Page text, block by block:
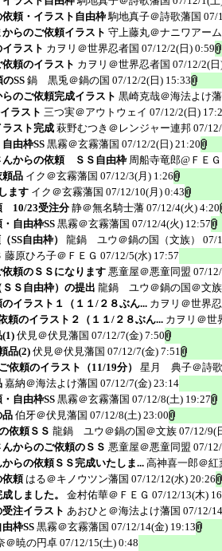
頼・イラスト自由枠 駒地真子＠詩歌藩国 07/
らのご依頼イラスト 守上藤丸＠ナニワアー
ラスト カヲリ＠世界忍者国 07/12/2(日) 0:59
頼のイラスト カヲリ＠世界忍者国 07/12/2(日
SS 鍋 黒兎＠鍋の国 07/12/2(日) 15:33
のご依頼完成イラスト 黒崎克哉＠海法よけ
ラスト 三つ実＠アウトウェイ 07/12/2(日)
スト完成 萩野むつき＠レンジャー連邦 07/
由枠SS 黒霧＠玄霧藩国 07/12/2(日) 21:20
んからの依頼 ＳＳ自由枠 周船寺竜郎@ＦＥＧ
頼品 イク＠玄霧藩国 07/12/3(月) 1:26
ます イク＠玄霧藩国 07/12/10(月) 0:43
10/23受注分 静＠無名騎士藩 07/12/4(火) 4:20
自由枠SS 黒霧＠玄霧藩国 07/12/4(火) 12:57
SS自由枠）
龍鍋 ユウ＠鍋の国（文族）
07/
藤原ひろ子＠ＦＥＧ 07/12/5(水) 17:57
頼のＳＳになります 悪童屋＠悪童同盟 07/
Ｓ自由枠）の提出 龍鍋 ユウ＠鍋の国＠文族
イラスト１（１１/２８ぶん... カヲリ＠世界
頼のイラスト２（１１/２８ぶん... カヲリ＠世
伏見＠伏見藩国 07/12/7(金) 7:50
品(2) 伏見＠伏見藩国 07/12/7(金) 7:51
依頼のイラスト（11/19分）
星月 典子＠詩
嘉納＠海法よけ藩国 07/12/7(金) 23:14
自由枠SS 黒霧＠玄霧藩国 07/12/8(土) 19:27
品 伯牙＠伏見藩国 07/12/8(土) 23:00
依頼ＳＳ 龍鍋 ユウ＠鍋の国＠文族 07/12/9(
からのご依頼のＳＳ 悪童屋＠悪童同盟 07/
らの依頼ＳＳ完成いたしま... 高神喜一郎＠紅
依頼 はる＠キノウツン藩国 07/12/12(水) 20:26
しました。
金村佑華＠ＦＥＧ 07/12/13(木)
注イラスト あおひと＠海法よけ藩国 07/12/
枠SS 黒霧＠玄霧藩国 07/12/14(金) 19:13
＠暁の円卓 07/12/15(土) 0:48